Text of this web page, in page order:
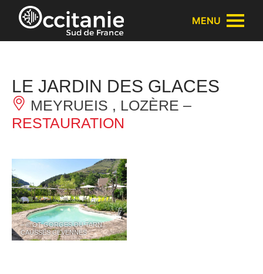
Panneau de gestion des cookies
MENU
LE JARDIN DES GLACES
MEYRUEIS , LOZÈRE –
RESTAURATION
– © OT GORGES DU TARN
CAUSSES CEVENNES